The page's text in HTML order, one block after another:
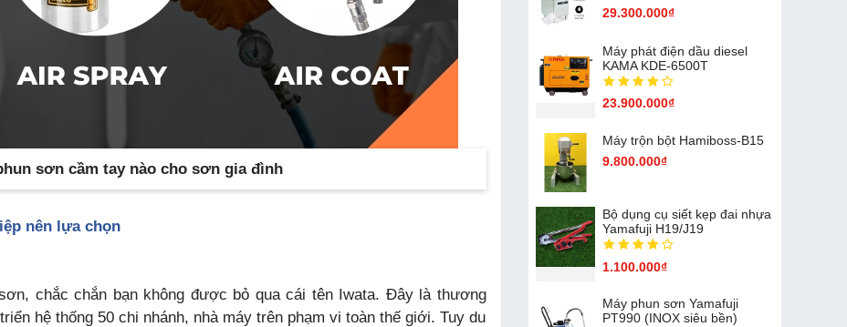
sơn cầm tay nào cho sơn gia đình
nên lựa chọn
chắc chắn bạn không được bỏ qua cái tên Iwata. Đây là thương
hệ thống 50 chi nhánh, nhà máy trên phạm vi toàn thế giới. Tuy du
29.300.000₫
Máy phát điện dầu diesel
KAMA KDE-6500T
23.900.000₫
Máy trộn bột Hamiboss-B15
9.800.000₫
Bộ dụng cụ siết kẹp đai nhựa
Yamafuji H19/J19
1.100.000₫
Máy phun sơn Yamafuji
PT990 (INOX siêu bền)